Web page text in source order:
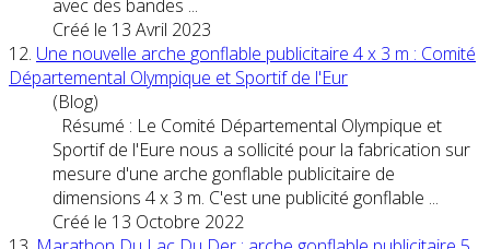
avec des bandes ...
Créé le 13 Avril 2023
12. Une nouvelle arche gonflable publicitaire 4 x 3 m : Comité
Départemental Olympique et Sportif de l'Eur
(Blog)
Résumé : Le Comité Départemental Olympique et
Sportif de l'Eure nous a sollicité pour la fabrication sur
mesure d'une arche gonflable publicitaire de
dimensions 4 x 3 m. C'est une publicité gonflable ...
Créé le 13 Octobre 2022